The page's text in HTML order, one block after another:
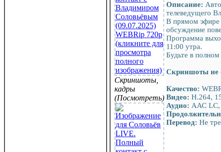
Скриншоты,
кадры
(Посмотреть)
Описание:
телеведущего
В прямом эфире
обсуждение
Программа
11:00 утра.
Будьте в
Скриншоты не
Качество:
Видео: Н.264,
Аудио: ААС LC,
Перевод: Не